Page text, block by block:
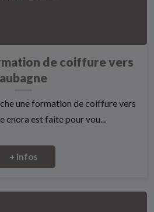
de coiffure vers
aubagne
une formation de coiffure vers
enora est faite pour vou...
+ infos